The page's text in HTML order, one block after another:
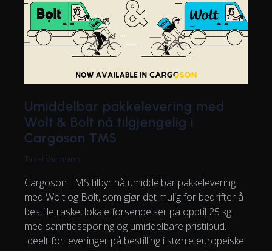
Umiddelbar pakkelevering med
Wolt & Bolt nå tilgjengelig i
Cargoson TMS
Tanel Vaarmann
Cargoson TMS tilbyr nå umiddelbar pakkelevering
med Wolt og Bolt, som gjør det mulig for bedrifter å
bestille raske, lokale forsendelser på opptil 25 kg
med sanntidssporing og umiddelbare pristilbud.
Ideelt for leveringer på bestilling i større europeiske